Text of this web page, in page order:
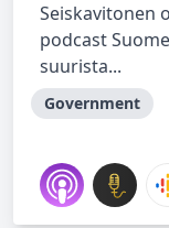
Seiskavitonen
podcast
suurista...
Government